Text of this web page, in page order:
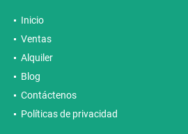
Inicio
Ventas
Alquiler
Blog
Contáctenos
Políticas de privacidad